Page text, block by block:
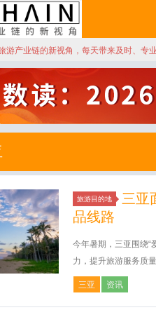
游产业链的新视角，每天带来及时、专
旅游目的地
三亚
品线路
今年暑期，三亚围绕“
力，提升旅游服务质
三亚 资讯